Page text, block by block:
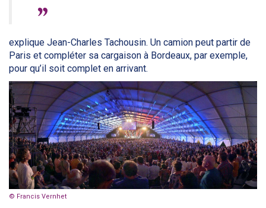
explique Jean-Charles Tachousin. Un camion peut partir de
Paris et compléter sa cargaison à Bordeaux, par exemple,
pour qu’il soit complet en arrivant.
© Francis Vernhet